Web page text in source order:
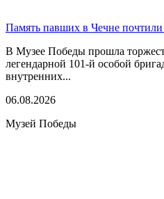
Память павших в Чечне
В Музее Победы прошла
легендарной 101-й особой
внутренних...
06.08.2026
Музей Победы